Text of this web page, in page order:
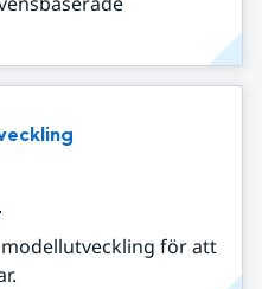
för att